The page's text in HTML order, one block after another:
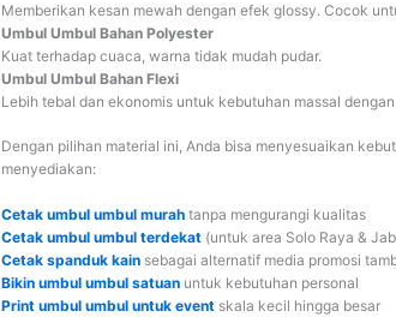
Memberikan kesan mewah dengan efek glossy. Cocok
Umbul Umbul Bahan Polyester
Kuat terhadap cuaca, warna tidak mudah pudar.
Umbul Umbul Bahan Flexi
Lebih tebal dan ekonomis untuk kebutuhan massal
Dengan pilihan material ini, Anda bisa menyesuaikan
menyediakan:
Cetak umbul umbul murah tanpa mengurangi kualitas
Cetak umbul umbul terdekat (untuk area Solo Raya &
Cetak spanduk kain sebagai alternatif media promosi
Bikin umbul umbul satuan untuk kebutuhan personal
Print umbul umbul untuk event skala kecil hingga besar